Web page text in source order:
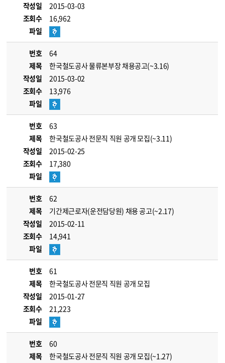
작성일
2015-03-03
조회수
16,962
파일
번호
64
제목
한국철도공사 물류본부장 채용공고(~3.16)
작성일
2015-03-02
조회수
13,976
파일
번호
63
제목
한국철도공사 전문직 직원 공개 모집(~3.11)
작성일
2015-02-25
조회수
17,380
파일
번호
62
제목
기간제근로자(운전담당원) 채용 공고(~2.17)
작성일
2015-02-11
조회수
14,941
파일
번호
61
제목
한국철도공사 전문직 직원 공개 모집
작성일
2015-01-27
조회수
21,223
파일
번호
60
제목
한국철도공사 전문직 직원 공개 모집(~1.27)